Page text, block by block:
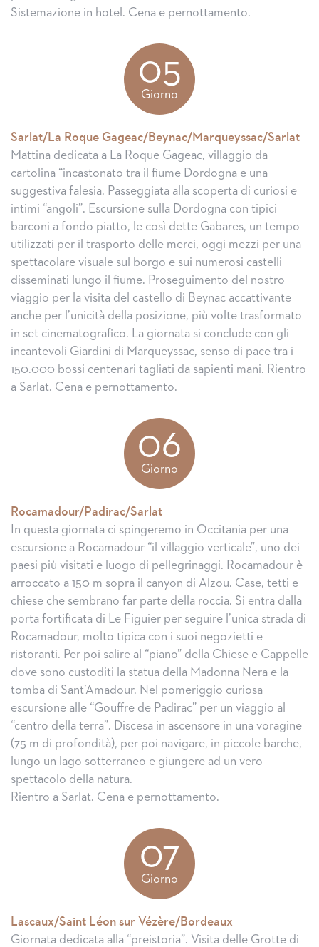
Sistemazione in hotel. Cena e pernottamento.
05
Giorno
Sarlat/La Roque Gageac/Beynac/Marqueyssac/Sarlat
Mattina dedicata a La Roque Gageac, villaggio da
cartolina “incastonato tra il fiume Dordogna e una
suggestiva falesia. Passeggiata alla scoperta di curiosi e
intimi “angoli”. Escursione sulla Dordogna con tipici
barconi a fondo piatto, le così dette Gabares, un tempo
utilizzati per il trasporto delle merci, oggi mezzi per una
spettacolare visuale sul borgo e sui numerosi castelli
disseminati lungo il fiume. Proseguimento del nostro
viaggio per la visita del castello di Beynac accattivante
anche per l’unicità della posizione, più volte trasformato
in set cinematografico. La giornata si conclude con gli
incantevoli Giardini di Marqueyssac, senso di pace tra i
150.000 bossi centenari tagliati da sapienti mani. Rientro
a Sarlat. Cena e pernottamento.
06
Giorno
Rocamadour/Padirac/Sarlat
In questa giornata ci spingeremo in Occitania per una
escursione a Rocamadour “il villaggio verticale”, uno dei
paesi più visitati e luogo di pellegrinaggi. Rocamadour è
arroccato a 150 m sopra il canyon di Alzou. Case, tetti e
chiese che sembrano far parte della roccia. Si entra dalla
porta fortificata di Le Figuier per seguire l’unica strada di
Rocamadour, molto tipica con i suoi negozietti e
ristoranti. Per poi salire al “piano” della Chiese e Cappelle
dove sono custoditi la statua della Madonna Nera e la
tomba di Sant’Amadour. Nel pomeriggio curiosa
escursione alle “Gouffre de Padirac” per un viaggio al
“centro della terra”. Discesa in ascensore in una voragine
(75 m di profondità), per poi navigare, in piccole barche,
lungo un lago sotterraneo e giungere ad un vero
spettacolo della natura.
Rientro a Sarlat. Cena e pernottamento.
07
Giorno
Lascaux/Saint Léon sur Vézère/Bordeaux
Giornata dedicata alla “preistoria”. Visita delle Grotte di